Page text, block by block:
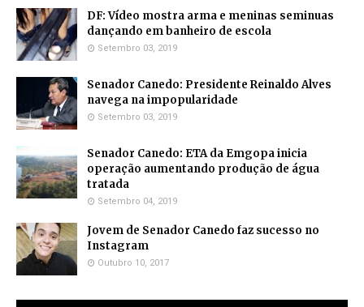
DF: Vídeo mostra arma e meninas seminuas
dançando em banheiro de escola
Setembro 03, 2019
Senador Canedo: Presidente Reinaldo Alves
navega na impopularidade
Setembro 03, 2019
Senador Canedo: ETA da Emgopa inicia
operação aumentando produção de água
tratada
Setembro 04, 2019
Jovem de Senador Canedo faz sucesso no
Instagram
Outubro 10, 2017